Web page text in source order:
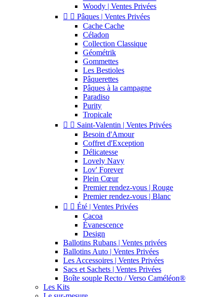
Woody | Ventes Privées
  Pâques | Ventes Privées
Cache Cache
Céladon
Collection Classique
Géométrik
Gommettes
Les Bestioles
Pâquerettes
Pâques à la campagne
Paradiso
Purity
Tropicale
  Saint-Valentin | Ventes Privées
Besoin d'Amour
Coffret d'Exception
Délicatesse
Lovely Navy
Lov' Forever
Plein Cœur
Premier rendez-vous | Rouge
Premier rendez-vous | Blanc
  Été | Ventes Privées
Cacoa
Évanescence
Design
Ballotins Rubans | Ventes privées
Ballotins Auto | Ventes Privées
Les Accessoires | Ventes Privées
Sacs et Sachets | Ventes Privées
Boîte souple Recto / Verso Caméléon®
Les Kits